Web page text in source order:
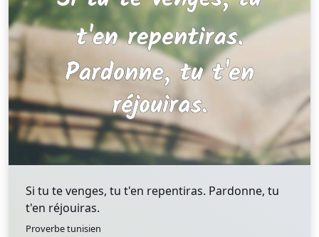
Si tu te venges, tu t'en repentiras. Pardonne, tu
t'en réjouiras.
Proverbe tunisien